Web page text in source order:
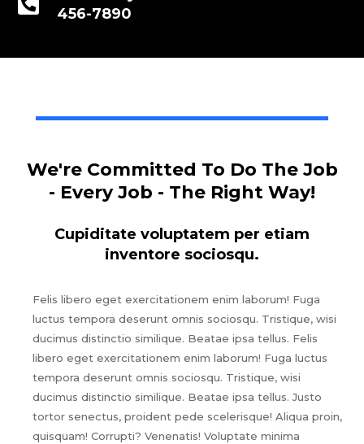
456-7890
We're Committed To Do The Job
- Every Job - The Right Way!
Cupiditate voluptatem per etiam
inventore sociosqu.
Felis libero eget exercitationem enim laborum! Fuga
luctus tempora deserunt omnis sociosqu. Tristique, wisi
ducimus distinctio similique. Beatae ipsa tellus. Felis
libero eget exercitationem enim laborum! Fuga luctus
tempora deserunt omnis sociosqu. Tristique, wisi
ducimus distinctio similique. Beatae ipsa tellus. Justo
tortor senectus, proident pede scelerisque! Aliqua proin,
quisquam! Corrupti? Venenatis! Voluptate minima